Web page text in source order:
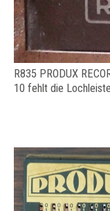
R835 PRODUX
10 fehlt die Lochleiste